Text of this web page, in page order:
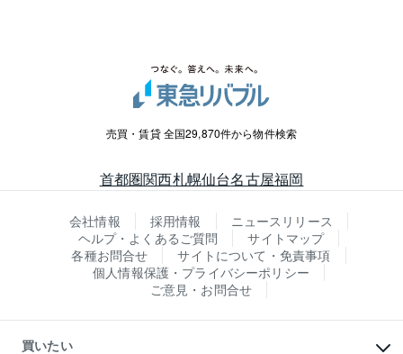
売買・賃貸 全国29,870件から物件検索
首都圏関西札幌仙台名古屋福岡
会社情報 採用情報
ニュースリリース
ヘルプ・よくあるご質問
サイトマップ
各種お問合せ
サイトについて・免責事項
個人情報保護・プライバシーポリシー
ご意見・お問合せ
買いたい